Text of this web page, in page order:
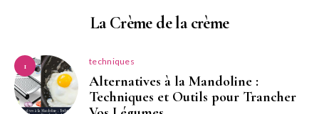
La Crème de la crème
1 techniques
Alternatives à la Mandoline :
Techniques et Outils pour Trancher